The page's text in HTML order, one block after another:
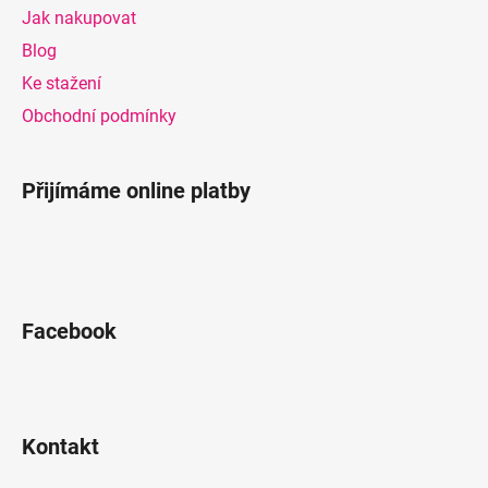
Jak nakupovat
Blog
Ke stažení
Obchodní podmínky
Přijímáme online platby
Facebook
Kontakt